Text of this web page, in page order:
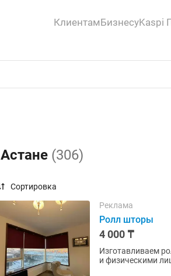
КлиентамБизнесуKaspi
(306)
Сортировка
Реклама
Ролл шторы
4 000 ₸
Изготавливаем
и физическими